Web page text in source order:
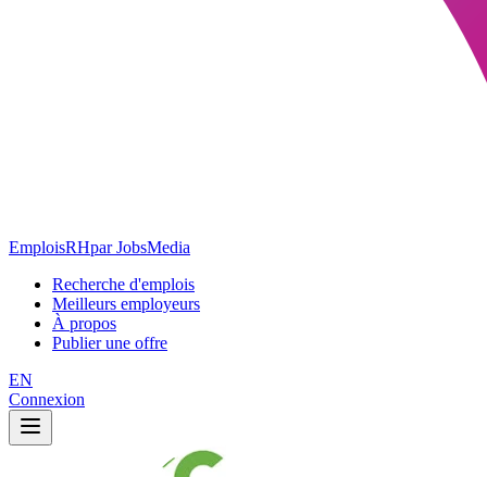
EmploisRHpar JobsMedia
Recherche d'emplois
Meilleurs employeurs
À propos
Publier une offre
EN
Connexion